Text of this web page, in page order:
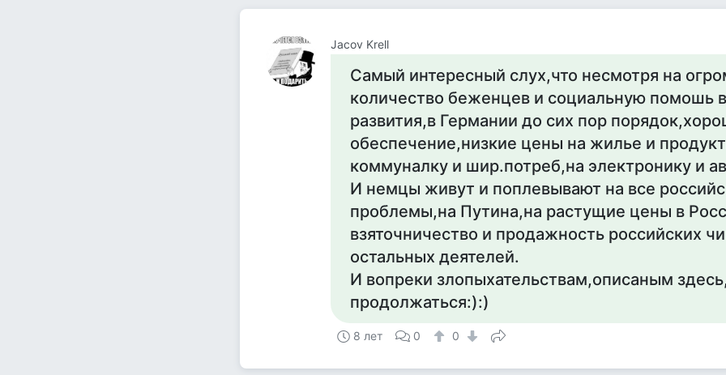
Jacov Krell
Самый интересный слух,что несмотря на
количество беженцев и социальную помошь
развития,в Германии до сих пор
обеспечение,низкие цены на жилье и
коммуналку и шир.потреб,на электронику и
И немцы живут и поплевывают на все
проблемы,на Путина,на растущие цены в
взяточничество и продажность российских
остальных деятелей.
И вопреки злопыхательствам,описаным
продолжаться:):)
8 лет 0 0